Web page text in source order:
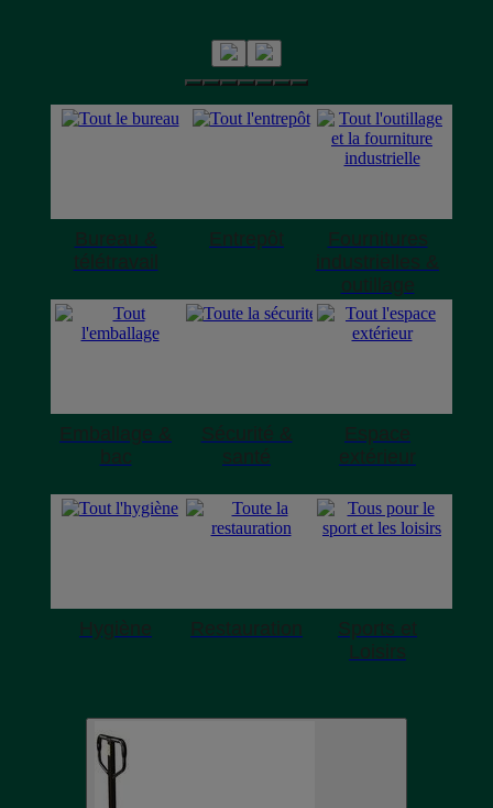
Bureau &
télétravail
Entrepôt
Fournitures
industrielles &
outillage
Emballage &
bac
Sécurité &
santé
Espace
extérieur
Hygiène Restauration
Sports et
Loisirs